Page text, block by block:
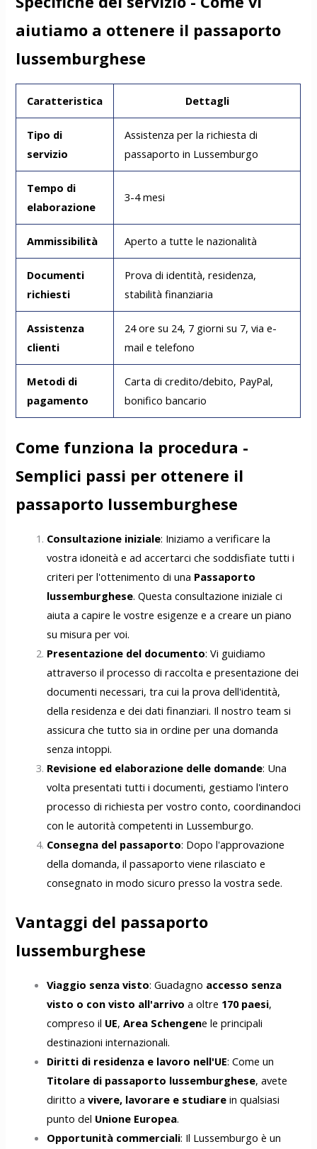
aiutiamo a ottenere il passaporto
lussemburghese
Caratteristica Dettagli
Tipo di
servizio
Assistenza per la richiesta di
passaporto in Lussemburgo
Tempo di
elaborazione
3-4 mesi
Ammissibilità Aperto a tutte le nazionalità
Documenti
richiesti
Prova di identità, residenza,
stabilità finanziaria
Assistenza
clienti
24 ore su 24, 7 giorni su 7, via e-
mail e telefono
Metodi di
pagamento
Carta di credito/debito, PayPal,
bonifico bancario
Come funziona la procedura -
Semplici passi per ottenere il
passaporto lussemburghese
Consultazione iniziale: Iniziamo a verificare la
vostra idoneità e ad accertarci che soddisfiate tutti i
criteri per l'ottenimento di una Passaporto
lussemburghese. Questa consultazione iniziale ci
aiuta a capire le vostre esigenze e a creare un piano
su misura per voi.
Presentazione del documento: Vi guidiamo
attraverso il processo di raccolta e presentazione dei
documenti necessari, tra cui la prova dell'identità,
della residenza e dei dati finanziari. Il nostro team si
assicura che tutto sia in ordine per una domanda
senza intoppi.
Revisione ed elaborazione delle domande: Una
volta presentati tutti i documenti, gestiamo l'intero
processo di richiesta per vostro conto, coordinandoci
con le autorità competenti in Lussemburgo.
Consegna del passaporto: Dopo l'approvazione
della domanda, il passaporto viene rilasciato e
consegnato in modo sicuro presso la vostra sede.
Vantaggi del passaporto
lussemburghese
Viaggio senza visto: Guadagno accesso senza
visto o con visto all'arrivo a oltre 170 paesi,
compreso il UE,Area Schengene le principali
destinazioni internazionali.
Diritti di residenza e lavoro nell'UE: Come un
Titolare di passaporto lussemburghese, avete
diritto avivere, lavorare e studiare in qualsiasi
punto del Unione Europea.
Opportunità commerciali: Il Lussemburgo è un